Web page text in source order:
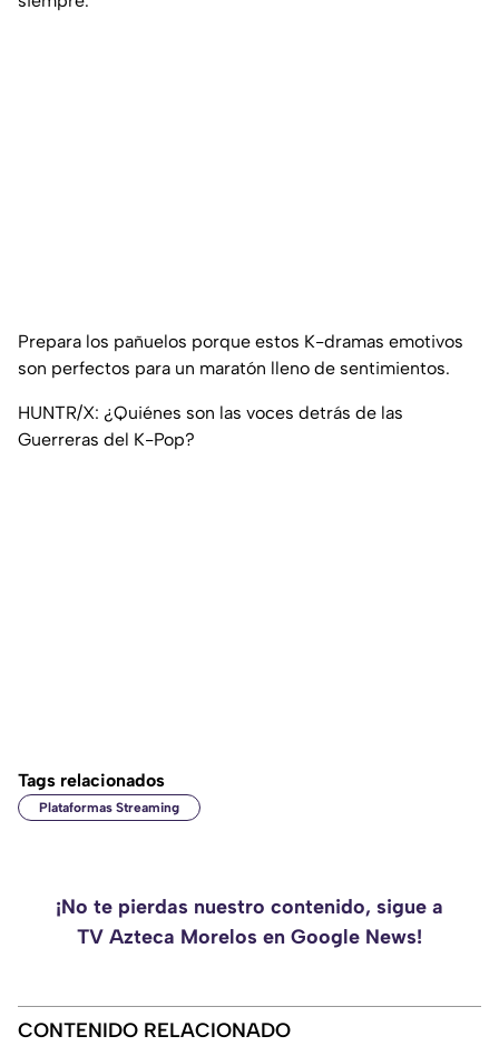
Prepara los pañuelos porque estos K-dramas emotivos
son perfectos para un maratón lleno de sentimientos.
HUNTR/X: ¿Quiénes son las voces detrás de las
Guerreras del K-Pop?
Tags relacionados
Plataformas Streaming
¡No te pierdas nuestro contenido, sigue a
TV Azteca Morelos en Google News!
CONTENIDO RELACIONADO